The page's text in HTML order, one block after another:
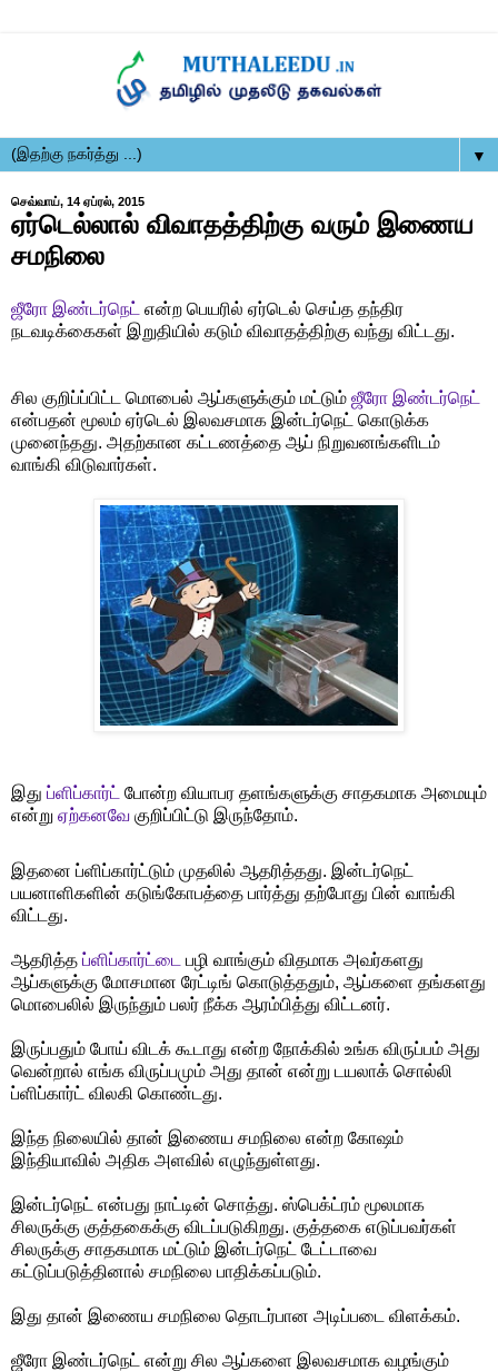
▼
செவ்வாய், 14 ஏப்ரல், 2015
ஏர்டெல்லால் விவாதத்திற்கு வரும் இணைய
சமநிலை
ஜீரோ இண்டர்நெட் என்ற பெயரில் ஏர்டெல் செய்த தந்திர
நடவடிக்கைகள் இறுதியில் கடும் விவாதத்திற்கு வந்து விட்டது.
சில குறிப்ப்பிட்ட மொபைல் ஆப்களுக்கும் மட்டும் ஜீரோ இண்டர்நெட்
என்பதன் மூலம் ஏர்டெல் இலவசமாக இன்டர்நெட் கொடுக்க
முனைந்தது. அதற்கான கட்டணத்தை ஆப் நிறுவனங்களிடம்
வாங்கி விடுவார்கள்.
இது ப்ளிப்கார்ட் போன்ற வியாபர தளங்களுக்கு சாதகமாக அமையும்
என்று ஏற்கனவே குறிப்பிட்டு இருந்தோம்.
இதனை ப்ளிப்கார்ட்டும் முதலில் ஆதரித்தது. இன்டர்நெட்
பயனாளிகளின் கடுங்கோபத்தை பார்த்து தற்போது பின் வாங்கி
விட்டது.
ஆதரித்த ப்ளிப்கார்ட்டை
பழி வாங்கும் விதமாக அவர்களது
ஆப்களுக்கு மோசமான ரேட்டிங் கொடுத்ததும், ஆப்களை தங்களது
மொபைலில் இருந்தும் பலர் நீக்க ஆரம்பித்து விட்டனர்.
இருப்பதும் போய் விடக் கூடாது என்ற நோக்கில் உங்க விருப்பம் அது
வென்றால் எங்க விருப்பமும் அது தான் என்று டயலாக் சொல்லி
ப்ளிப்கார்ட் விலகி கொண்டது.
இந்த நிலையில் தான் இணைய சமநிலை என்ற கோஷம்
இந்தியாவில் அதிக அளவில் எழுந்துள்ளது.
இன்டர்நெட் என்பது நாட்டின் சொத்து. ஸ்பெக்ட்ரம் மூலமாக
சிலருக்கு குத்தகைக்கு விடப்படுகிறது. குத்தகை எடுப்பவர்கள்
சிலருக்கு சாதகமாக மட்டும் இன்டர்நெட் டேட்டாவை
கட்டுப்படுத்தினால் சமநிலை பாதிக்கப்படும்.
இது தான் இணைய சமநிலை தொடர்பான அடிப்படை விளக்கம்.
ஜீரோ இண்டர்நெட் என்று சில ஆப்களை இலவசமாக வழங்கும்